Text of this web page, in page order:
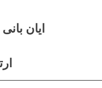
ايان بانی